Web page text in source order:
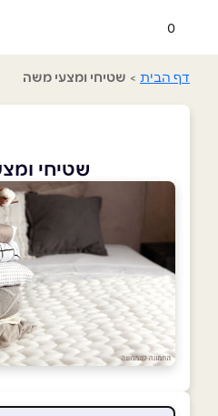
0
דף הבית > שטיחי ומצעי משה
שטיחי